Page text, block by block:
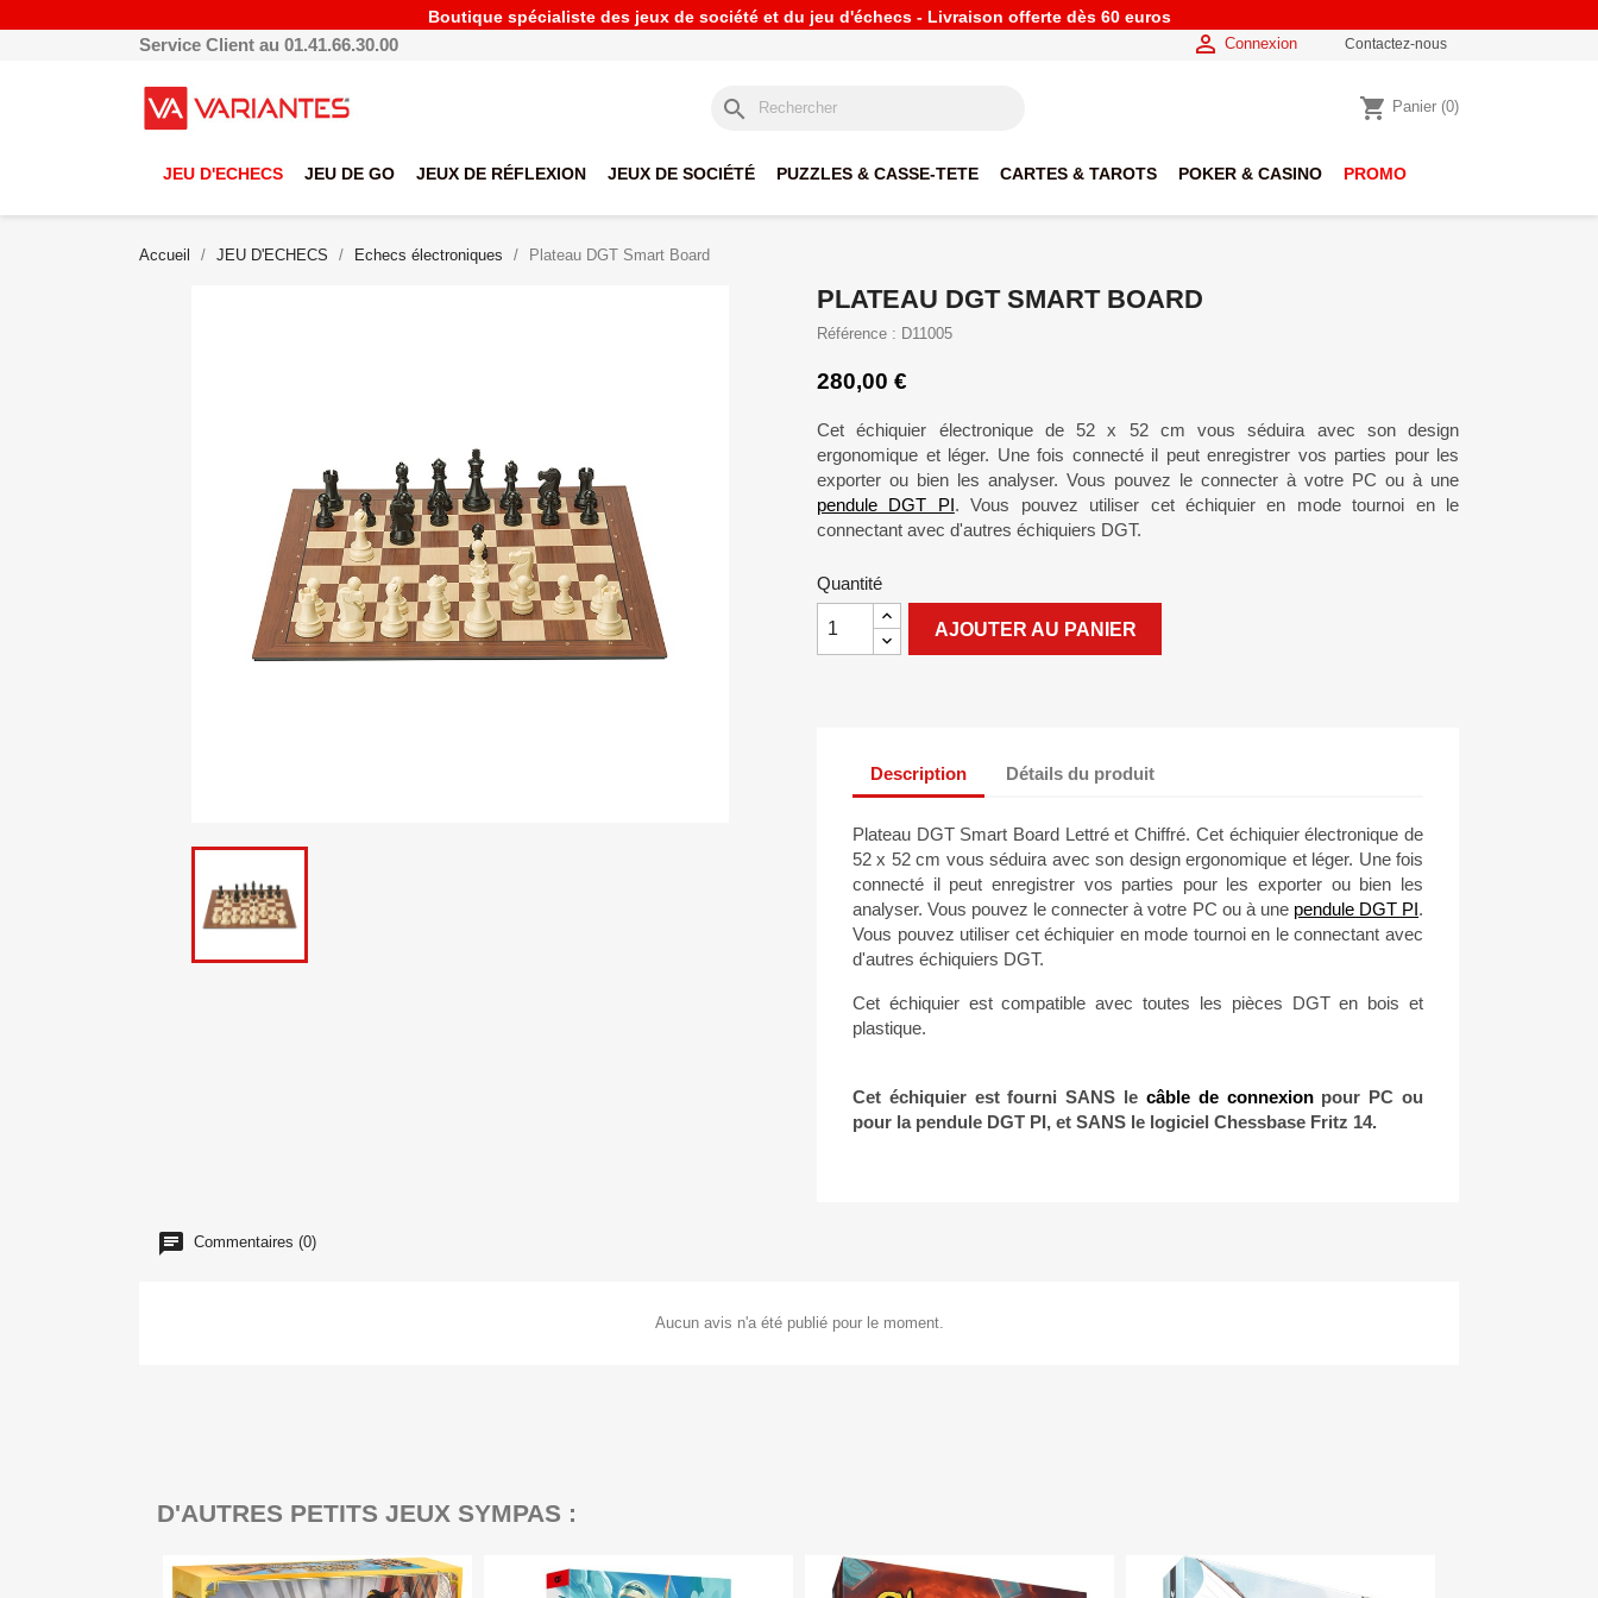
Boutique spécialiste des jeux de société et du jeu d'échecs - Livraison offerte dès 60 euros
Service Client au 01.41.66.30.00  Connexion Contactez-nous
search shopping_cart Panier (0)
JEU D'ECHECS JEU DE GO JEUX DE RÉFLEXION JEUX DE SOCIÉTÉ PUZZLES & CASSE-TETE CARTES & TAROTS POKER & CASINO PROMO
Accueil JEU D'ECHECS Echecs électroniques Plateau DGT Smart Board
PLATEAU DGT SMART BOARD
Référence : D11005
280,00 €
Cet échiquier électronique de 52 x 52 cm vous séduira avec son design
ergonomique et léger. Une fois connecté il peut enregistrer vos parties pour les
exporter ou bien les analyser. Vous pouvez le connecter à votre PC ou à une
pendule DGT PI. Vous pouvez utiliser cet échiquier en mode tournoi en le
connectant avec d'autres échiquiers DGT.
Quantité
AJOUTER AU PANIER
Description Détails du produit
Plateau DGT Smart Board Lettré et Chiffré. Cet échiquier électronique de
52 x 52 cm vous séduira avec son design ergonomique et léger. Une fois
connecté il peut enregistrer vos parties pour les exporter ou bien les
analyser. Vous pouvez le connecter à votre PC ou à une pendule DGT PI.
Vous pouvez utiliser cet échiquier en mode tournoi en le connectant avec
d'autres échiquiers DGT.
Cet échiquier est compatible avec toutes les pièces DGT en bois et
plastique.
Cet échiquier est fourni SANS le câble de connexionpour PC ou
pour la pendule DGT PI, et SANS le logiciel Chessbase Fritz 14.
Commentaires (0)
Aucun avis n'a été publié pour le moment.
D'AUTRES PETITS JEUX SYMPAS :